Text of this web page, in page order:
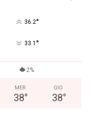
36.2°
33.1 °
2%
MER
38°
GIO
38°